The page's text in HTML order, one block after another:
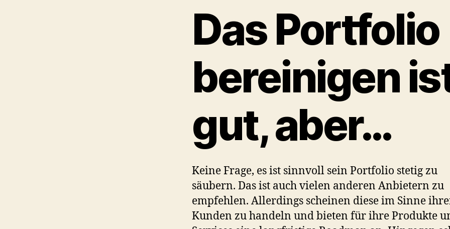
Das Portfolio
bereinigen
gut, aber…
Keine Frage, es ist sinnvoll sein Portfolio stetig zu
säubern. Das ist auch vielen anderen Anbietern zu
empfehlen. Allerdings scheinen diese im Sinne
Kunden zu handeln und bieten für ihre Produkte